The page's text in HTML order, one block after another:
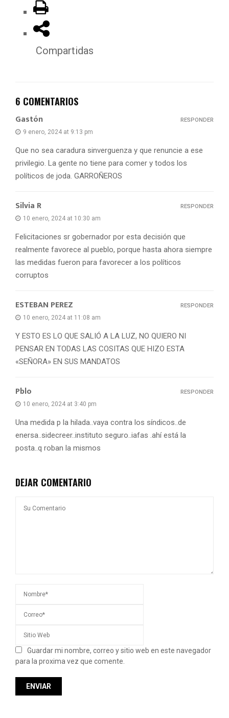
Compartidas
6 COMENTARIOS
Gastón
9 enero, 2024 at 9:13 pm
Que no sea caradura sinverguenza y que renuncie a ese
privilegio. La gente no tiene para comer y todos los
políticos de joda. GARROÑEROS
RESPONDER
Silvia R
10 enero, 2024 at 10:30 am
Felicitaciones sr gobernador por esta decisión que
realmente favorece al pueblo, porque hasta ahora siempre
las medidas fueron para favorecer a los políticos
corruptos
RESPONDER
ESTEBAN PEREZ
10 enero, 2024 at 11:08 am
Y ESTO ES LO QUE SALIÓ A LA LUZ, NO QUIERO NI
PENSAR EN TODAS LAS COSITAS QUE HIZO ESTA
«SEÑORA» EN SUS MANDATOS
RESPONDER
Pblo
10 enero, 2024 at 3:40 pm
Una medida p la hilada..vaya contra los síndicos..de
enersa..sidecreer..instituto seguro..iafas .ahí está la
posta..q roban la mismos
RESPONDER
DEJAR COMENTARIO
Guardar mi nombre, correo y sitio web en este navegador
para la proxima vez que comente.